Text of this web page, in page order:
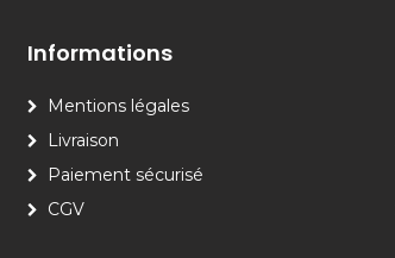
Informations
Mentions légales
Livraison
Paiement sécurisé
CGV